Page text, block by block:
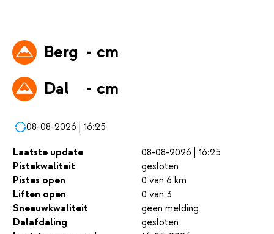
Berg - cm
Dal
- cm
08-08-2026 | 16:25
Laatste update
08-08-2026 | 16:25
Pistekwaliteit
gesloten
Pistes open
0 van 6 km
Liften open
0 van 3
Sneeuwkwaliteit
geen melding
Dalafdaling
gesloten